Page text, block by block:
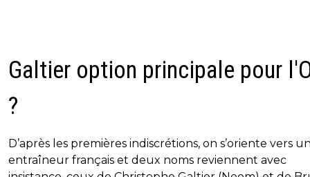
Galtier option principale pour
?
D’après les premières indiscrétions, on s’oriente vers
entraîneur français et deux noms reviennent avec